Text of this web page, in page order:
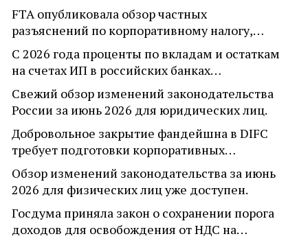
FTA опубликовала обзор частных
разъяснений по корпоративному налогу,…
С 2026 года проценты по вкладам и остаткам
на счетах ИП в российских банках…
Свежий обзор изменений законодательства
России за июнь 2026 для юридических лиц.
Добровольное закрытие фандейшна в DIFC
требует подготовки корпоративных…
Обзор изменений законодательства за июнь
2026 для физических лиц уже доступен.
Госдума приняла закон о сохранении порога
доходов для освобождения от НДС на…